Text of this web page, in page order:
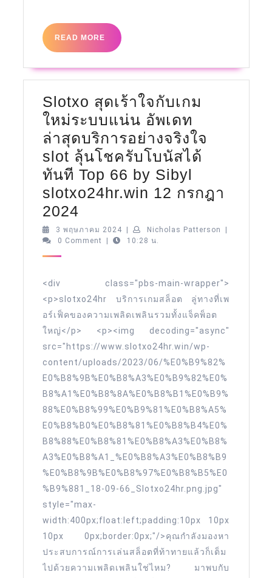
READ MORE
READ
MORE
Slotxo สุดเร้าใจกับเกม
ใหม่ระบบแน่น อัพเดท
ล่าสุดบริการอย่างจริงใจ
slot ลุ้นโชครับโบนัสได้
ทันที Top 66 by Sibyl
slotxo24hr.win 12 กรกฎา
2024Slotxo
สุด
เร้าใจ
ใหม่
ระบบ
แน่น
อัพเดท
ล่าสุด
บริการ
อย่าง
จริงใจ
slot
ลุ้น
โชค
รับ
โบนัส
ได้
ทันที
3 พฤษภาคม 20243
พฤษภาคม
Nicholas Patterson Nicholas
0 Comment
10:28 น.
<div class="pbs-main-wrapper">
<p>slotxo24hr บริการเกมสล็อต ลู่ทางที่เพ
อร์เฟ็คของความเพลิดเพลินรวมทั้งแจ็คพ็อต
ใหญ่</p> <p><img decoding="async"
src="https://www.slotxo24hr.win/wp-
content/uploads/2023/06/%E0%B9%82%
E0%B8%9B%E0%B8%A3%E0%B9%82%E0%
B8%A1%E0%B8%8A%E0%B8%B1%E0%B9%
88%E0%B8%99%E0%B9%81%E0%B8%A5%
E0%B8%B0%E0%B8%81%E0%B8%B4%E0%
B8%88%E0%B8%81%E0%B8%A3%E0%B8%
A3%E0%B8%A1_%E0%B8%A3%E0%B8%B9
%E0%B8%9B%E0%B8%97%E0%B8%B5%E0
%B9%881_18-09-66_Slotxo24hr.png.jpg"
style="max-
width:400px;float:left;padding:10px 10px
10px 0px;border:0px;"/>คุณกำลังมองหา
ประสบการณ์การเล่นสล็อตที่ท้าทายแล้วก็เต็ม
ไปด้วยความเพลิดเพลินใช่ไหม? มาพบกับ